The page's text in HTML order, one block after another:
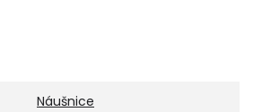
Náušnice